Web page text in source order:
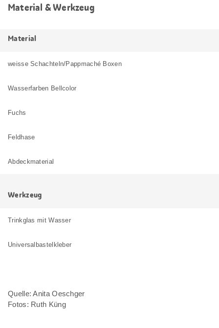
Material & Werkzeug
Material
weisse Schachteln/Pappmaché Boxen
Wasserfarben Bellcolor
Fuchs
Feldhase
Abdeckmaterial
Werkzeug
Trinkglas mit Wasser
Universalbastelkleber
Quelle: Anita Oeschger
Fotos: Ruth Küng